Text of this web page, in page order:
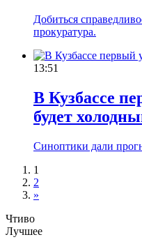
Добиться
прокуратура.
13:51
В Кузбассе
будет
Синоптики дали
1
2
»
Чтиво
Лучшее